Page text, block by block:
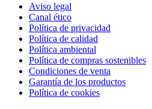
Aviso legal
Canal ético
Política de privacidad
Política de calidad
Política ambiental
Política de compras sostenibles
Condiciones de venta
Garantía de los productos
Política de cookies